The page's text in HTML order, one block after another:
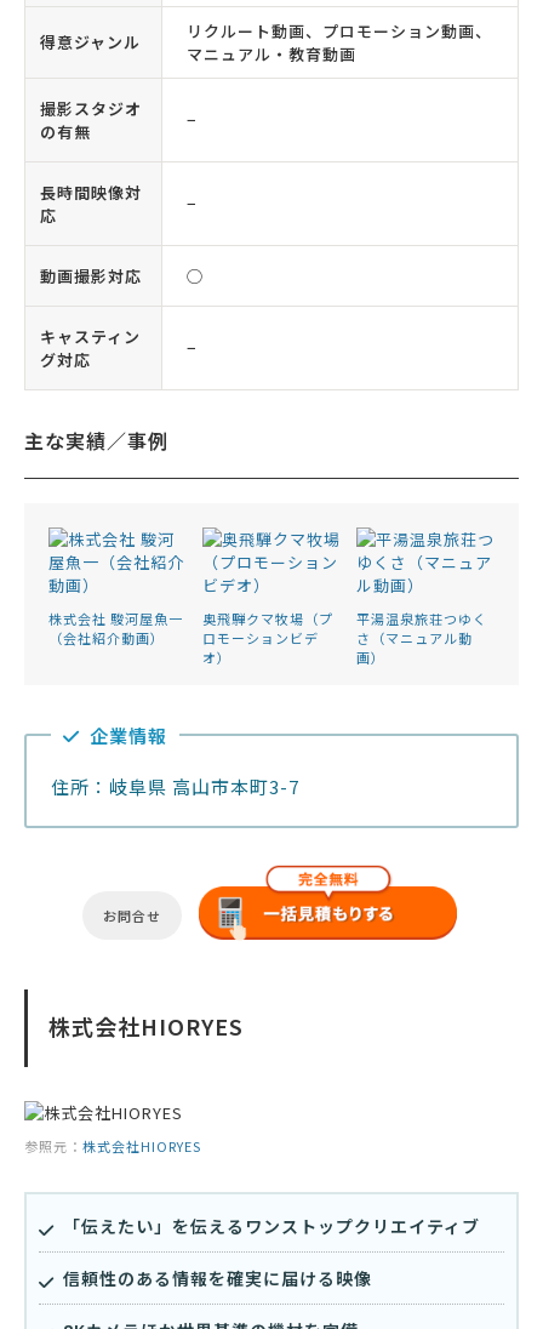
得意ジャンル
リクルート動画、プロモーション動画、
マニュアル・教育動画
撮影スタジオ
の有無
−
長時間映像対
応
−
動画撮影対応 ◯
キャスティン
グ対応
−
主な実績／事例
株式会社 駿河屋魚一
（会社紹介動画）
奥飛騨クマ牧場（プ
ロモーションビデ
オ）
平湯温泉旅荘つゆく
さ（マニュアル動
画）
企業情報
住所：岐阜県 高山市本町3-7
お問合せ
株式会社HIORYES
参照元： 株式会社HIORYES
「伝えたい」を伝えるワンストップクリエイティブ
信頼性のある情報を確実に届ける映像